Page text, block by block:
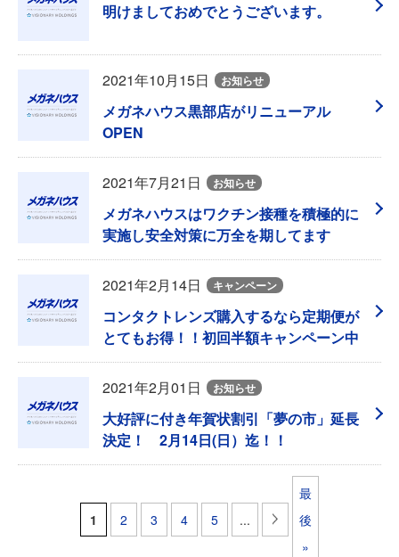
明けましておめでとうございます。
2021年10月15日 お知らせ
メガネハウス黒部店がリニューアル
OPEN
2021年7月21日 お知らせ
メガネハウスはワクチン接種を積極的に
実施し安全対策に万全を期してます
2021年2月14日 キャンペーン
コンタクトレンズ購入するなら定期便が
とてもお得！！初回半額キャンペーン中
2021年2月01日 お知らせ
大好評に付き年賀状割引「夢の市」延長
決定！ 2月14日(日）迄！！
1 2 3 4 5 ...
最
後
»